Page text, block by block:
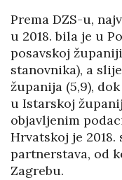
Prema DZS-u,
u 2018. bila je u
posavskoj
stanovnika), a
županija (5,9),
u Istarskoj
objavljenim
Hrvatskoj je
partnerstava, od
Zagrebu.